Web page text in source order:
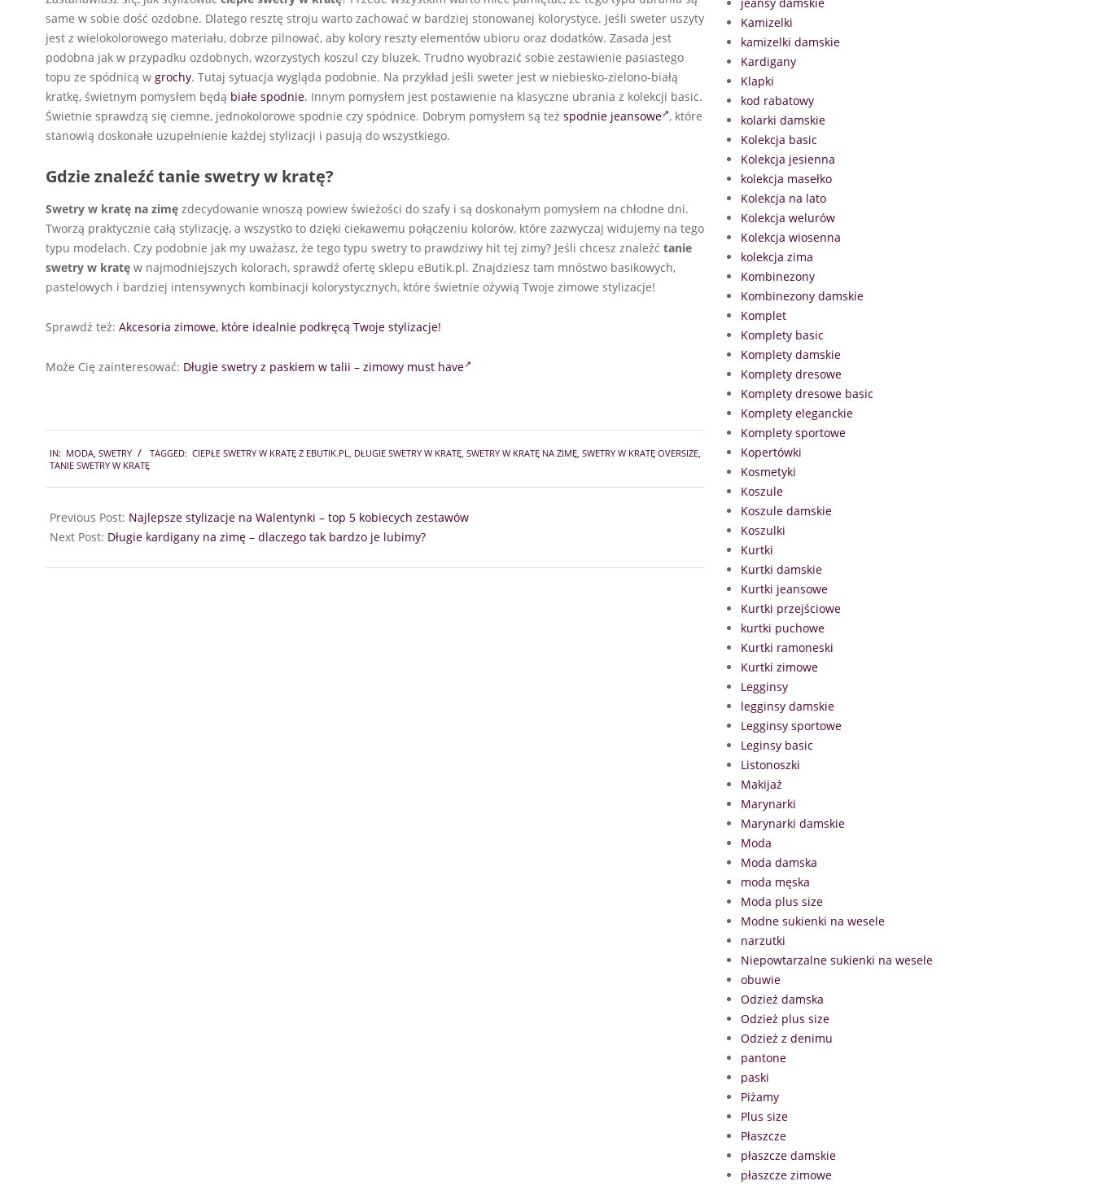
same w sobie dość ozdobne. Dlatego resztę stroju warto zachować w bardziej stonowanej kolorystyce. Jeśli sweter uszyty
jest z wielokolorowego materiału, dobrze pilnować, aby kolory reszty elementów ubioru oraz dodatków. Zasada jest
podobna jak w przypadku ozdobnych, wzorzystych koszul czy bluzek. Trudno wyobrazić sobie zestawienie pasiastego
topu ze spódnicą w grochy. Tutaj sytuacja wygląda podobnie. Na przykład jeśli sweter jest w niebiesko-zielono-białą
kratkę, świetnym pomysłem będą białe spodnie. Innym pomysłem jest postawienie na klasyczne ubrania z kolekcji basic.
Świetnie sprawdzą się ciemne, jednokolorowe spodnie czy spódnice. Dobrym pomysłem są też spodnie jeansowe , które
stanowią doskonałe uzupełnienie każdej stylizacji i pasują do wszystkiego.
Gdzie znaleźć tanie swetry w kratę?
Swetry w kratę na zimę zdecydowanie wnoszą powiew świeżości do szafy i są doskonałym pomysłem na chłodne dni.
Tworzą praktycznie całą stylizację, a wszystko to dzięki ciekawemu połączeniu kolorów, które zazwyczaj widujemy na tego
typu modelach. Czy podobnie jak my uważasz, że tego typu swetry to prawdziwy hit tej zimy? Jeśli chcesz znaleźć tanie
swetry w kratę w najmodniejszych kolorach, sprawdź ofertę sklepu eButik.pl. Znajdziesz tam mnóstwo basikowych,
pastelowych i bardziej intensywnych kombinacji kolorystycznych, które świetnie ożywią Twoje zimowe stylizacje!
Sprawdź też: Akcesoria zimowe, które idealnie podkręcą Twoje stylizacje!
Może Cię zainteresować: Długie swetry z paskiem w talii – zimowy must have
01-
IN: MODA SWETRY TAGGED: CIEPŁE SWETRY W KRATĘ Z EBUTIK.PL DŁUGIE SWETRY W KRATĘ SWETRY W KRATĘ NA ZIMĘ SWETRY W KRATĘ OVERSIZE
TANIE SWETRY W KRATĘ
Previous Post: Najlepsze stylizacje na Walentynki – top 5 kobiecych zestawów
Next Post: Długie kardigany na zimę – dlaczego tak bardzo je lubimy?
Kamizelki
kamizelki damskie
Kardigany
Klapki
kod rabatowy
kolarki damskie
Kolekcja basic
Kolekcja jesienna
kolekcja masełko
Kolekcja na lato
Kolekcja welurów
Kolekcja wiosenna
kolekcja zima
Kombinezony
Kombinezony damskie
Komplet
Komplety basic
Komplety damskie
Komplety dresowe
Komplety dresowe basic
Komplety eleganckie
Komplety sportowe
Kopertówki
Kosmetyki
Koszule
Koszule damskie
Koszulki
Kurtki
Kurtki damskie
Kurtki jeansowe
Kurtki przejściowe
kurtki puchowe
Kurtki ramoneski
Kurtki zimowe
Legginsy
legginsy damskie
Legginsy sportowe
Leginsy basic
Listonoszki
Makijaż
Marynarki
Marynarki damskie
Moda
Moda damska
moda męska
Moda plus size
Modne sukienki na wesele
narzutki
Niepowtarzalne sukienki na wesele
obuwie
Odzież damska
Odzież plus size
Odzież z denimu
pantone
paski
Piżamy
Plus size
Płaszcze
płaszcze damskie
płaszcze zimowe